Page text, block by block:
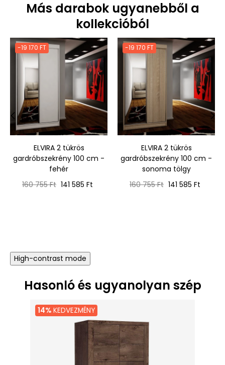
Más darabok ugyanebből a
kollekcióból
-19 170 FT
ELVIRA 2 tükrös
gardróbszekrény 100 cm -
fehér
Normál
160 755 Ft Ár
141 585 Ft
-19 170 FT
ELVIRA 2 tükrös
gardróbszekrény 100 cm -
sonoma tölgy
Normál
160 755 Ft Ár
141 585 Ft
‹ ›
High-contrast mode
Hasonló és ugyanolyan szép
14% KEDVEZMÉNY